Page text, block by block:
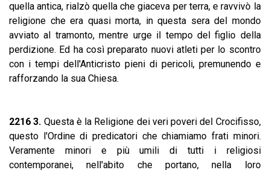
quella antica, rialzò quella che giaceva per terra, e ravvivò la
religione che era quasi morta, in questa sera del mondo
avviato al tramonto, mentre urge il tempo del figlio della
perdizione. Ed ha così preparato nuovi atleti per lo scontro
con i tempi dell'Anticristo pieni di pericoli, premunendo e
rafforzando la sua Chiesa.
2216 3. Questa è la Religione dei veri poveri del Crocifisso,
questo l'Ordine di predicatori che chiamiamo frati minori.
Veramente minori e più umili di tutti i religiosi
contemporanei, nell'abito che portano, nella loro